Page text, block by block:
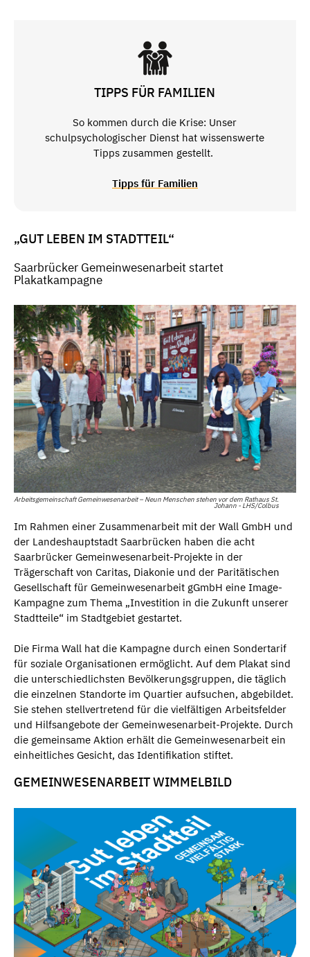
TIPPS FÜR FAMILIEN
So kommen durch die Krise: Unser
schulpsychologischer Dienst hat wissenswerte
Tipps zusammen gestellt.
Tipps für Familien
„GUT LEBEN IM STADTTEIL“
Saarbrücker Gemeinwesenarbeit startet
Plakatkampagne
Arbeitsgemeinschaft Gemeinwesenarbeit – Neun Menschen stehen vor dem Rathaus St.
Johann - LHS/Colbus
Im Rahmen einer Zusammenarbeit mit der Wall GmbH und
der Landeshauptstadt Saarbrücken haben die acht
Saarbrücker Gemeinwesenarbeit-Projekte in der
Trägerschaft von Caritas, Diakonie und der Paritätischen
Gesellschaft für Gemeinwesenarbeit gGmbH eine Image-
Kampagne zum Thema „Investition in die Zukunft unserer
Stadtteile“ im Stadtgebiet gestartet.
Die Firma Wall hat die Kampagne durch einen Sondertarif
für soziale Organisationen ermöglicht. Auf dem Plakat sind
die unterschiedlichsten Bevölkerungsgruppen, die täglich
die einzelnen Standorte im Quartier aufsuchen, abgebildet.
Sie stehen stellvertretend für die vielfältigen Arbeitsfelder
und Hilfsangebote der Gemeinwesenarbeit-Projekte. Durch
die gemeinsame Aktion erhält die Gemeinwesenarbeit ein
einheitliches Gesicht, das Identifikation stiftet.
GEMEINWESENARBEIT WIMMELBILD